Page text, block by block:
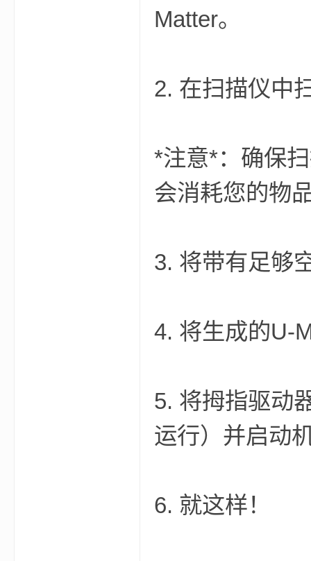
Matter。
2. 在扫描仪中
*注意*：确保
会消耗您的物
3. 将带有足够
4. 将生成的U-
5. 将拇指驱动
运行）并启动
6. 就这样！